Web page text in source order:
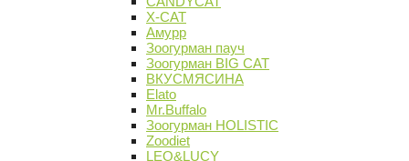
X-CAT
Амурр
Зоогурман пауч
Зоогурман BIG CAT
ВКУСМЯСИНА
Elato
Mr.Buffalo
Зоогурман HOLISTIC
Zoodiet
LEO&LUCY